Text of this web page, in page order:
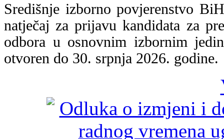
Središnje izborno povjerenstvo
natječaj za prijavu kandidata za
odbora u osnovnim izbornim
otvoren do 30. srpnja 2026. godine.